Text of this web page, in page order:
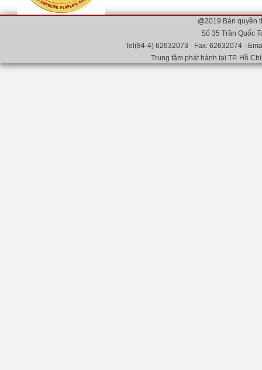
@2019 Bản quyền
Số 35 Trần Quốc
Tel(84-4) 62632073 - Fax: 62632074 -
Trung tâm phát hành tại TP. Hồ